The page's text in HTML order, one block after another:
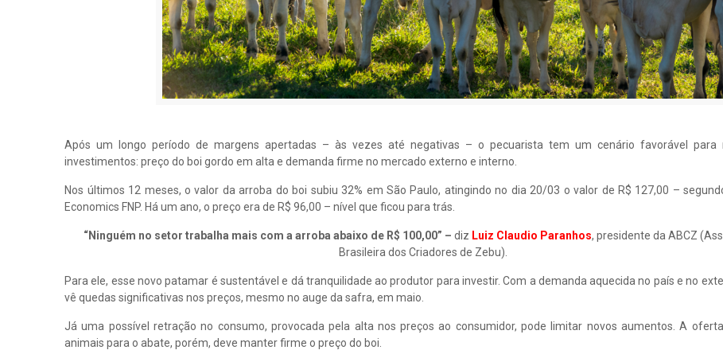
Após um longo período de margens apertadas – às vezes até negativas – o pecuarista tem um cenário favorável para
investimentos: preço do boi gordo em alta e demanda firme no mercado externo e interno.
Nos últimos 12 meses, o valor da arroba do boi subiu 32% em São Paulo, atingindo no dia 20/03 o valor de R$ 127,00 –
Economics FNP. Há um ano, o preço era de R$ 96,00 – nível que ficou para trás.
“Ninguém no setor trabalha mais com a arroba abaixo de R$ 100,00” – diz Luiz Claudio Paranhos, presidente da ABCZ
Brasileira dos Criadores de Zebu).
Para ele, esse novo patamar é sustentável e dá tranquilidade ao produtor para investir. Com a demanda aquecida no país e no
vê quedas significativas nos preços, mesmo no auge da safra, em maio.
Já uma possível retração no consumo, provocada pela alta nos preços ao consumidor, pode limitar novos aumentos. A
animais para o abate, porém, deve manter firme o preço do boi.